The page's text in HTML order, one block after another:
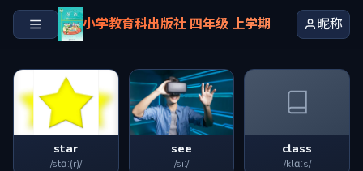
小学教育科出版社 四年级 上学期 昵称
star
/stɑː(r)/
see
/siː/
class
/klɑːs/